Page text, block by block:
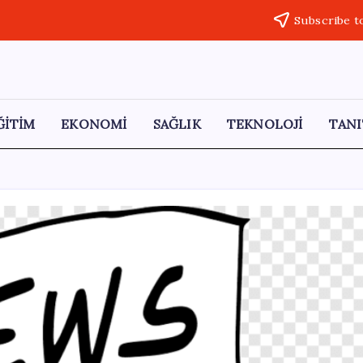
Subscribe
EKONOMİ SAĞLIK TEKNOLOJİ